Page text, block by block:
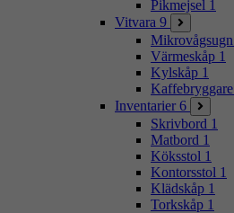
Pikmejsel 1
Vitvara 9
Mikrovågsugn
Värmeskåp 1
Kylskåp 1
Kaffebryggare
Inventarier 6
Skrivbord 1
Matbord 1
Köksstol 1
Kontorsstol 1
Klädskåp 1
Torkskåp 1